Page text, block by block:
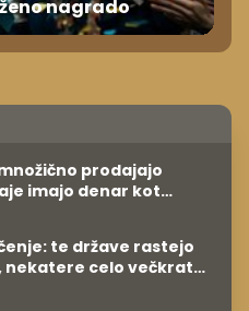
nagrado
prodajajo
imajo denar kot
te države rastejo
nekatere celo večkrat